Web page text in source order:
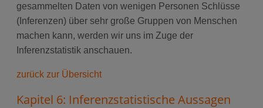
gesammelten Daten von wenigen Personen Schlüsse
(Inferenzen) über sehr große Gruppen von Menschen
machen kann, werden wir uns im Zuge der
Inferenzstatistik anschauen.
zurück zur Übersicht
Kapitel 6: Inferenzstatistische Aussagen